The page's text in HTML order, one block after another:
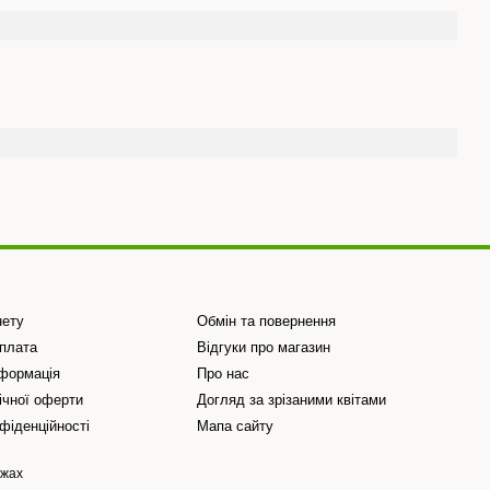
оферти
Обмін та повернення
Відгуки про магазин
Про нас
Догляд за зрізаними квітами
Мапа сайту